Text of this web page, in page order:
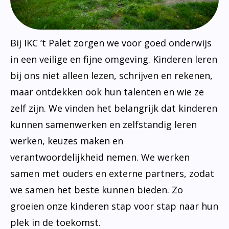
Bij IKC ’t Palet zorgen we voor goed onderwijs
in een veilige en fijne omgeving. Kinderen leren
bij ons niet alleen lezen, schrijven en rekenen,
maar ontdekken ook hun talenten en wie ze
zelf zijn. We vinden het belangrijk dat kinderen
kunnen samenwerken en zelfstandig leren
werken, keuzes maken en
verantwoordelijkheid nemen. We werken
samen met ouders en externe partners, zodat
we samen het beste kunnen bieden. Zo
groeien onze kinderen stap voor stap naar hun
plek in de toekomst.